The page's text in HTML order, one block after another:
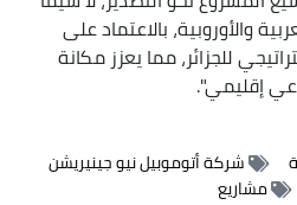
والأوروبية، بالاعتماد على
للجزائر، مما يعزز مكانة
إقليمي".
شركة أتوموبيل نيو جينيريشن
مشاريع